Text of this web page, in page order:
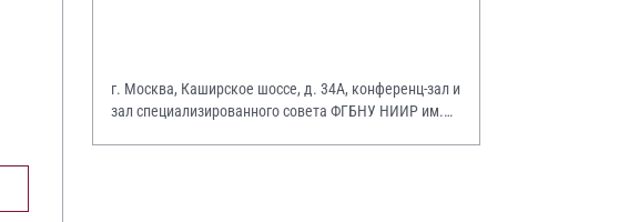
г. Москва, Каширское шоссе, д. 34А, конференц-зал и
зал специализированного совета ФГБНУ НИИР им.